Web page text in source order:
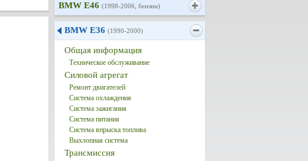
BMW E46 (1998-2006, бензин)
BMW E36 (1990-2000)
Общая информация
Техническое обслуживание
Силовой агрегат
Ремонт двигателей
Система охлаждения
Система зажигания
Система питания
Система впрыска топлива
Выхлопная система
Трансмиссия